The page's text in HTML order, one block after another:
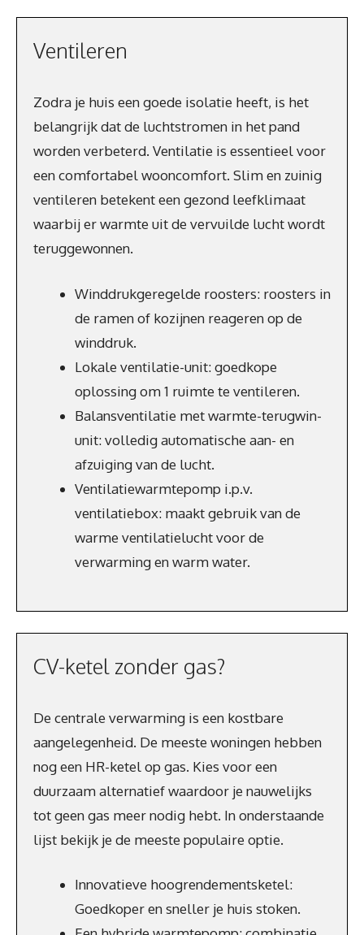
Ventileren
Zodra je huis een goede isolatie heeft, is het
belangrijk dat de luchtstromen in het pand
worden verbeterd. Ventilatie is essentieel voor
een comfortabel wooncomfort. Slim en zuinig
ventileren betekent een gezond leefklimaat
waarbij er warmte uit de vervuilde lucht wordt
teruggewonnen.
Winddrukgeregelde roosters: roosters in
de ramen of kozijnen reageren op de
winddruk.
Lokale ventilatie-unit: goedkope
oplossing om 1 ruimte te ventileren.
Balansventilatie met warmte-terugwin-
unit: volledig automatische aan- en
afzuiging van de lucht.
Ventilatiewarmtepomp i.p.v.
ventilatiebox: maakt gebruik van de
warme ventilatielucht voor de
verwarming en warm water.
CV-ketel zonder gas?
De centrale verwarming is een kostbare
aangelegenheid. De meeste woningen hebben
nog een HR-ketel op gas. Kies voor een
duurzaam alternatief waardoor je nauwelijks
tot geen gas meer nodig hebt. In onderstaande
lijst bekijk je de meeste populaire optie.
Innovatieve hoogrendementsketel:
Goedkoper en sneller je huis stoken.